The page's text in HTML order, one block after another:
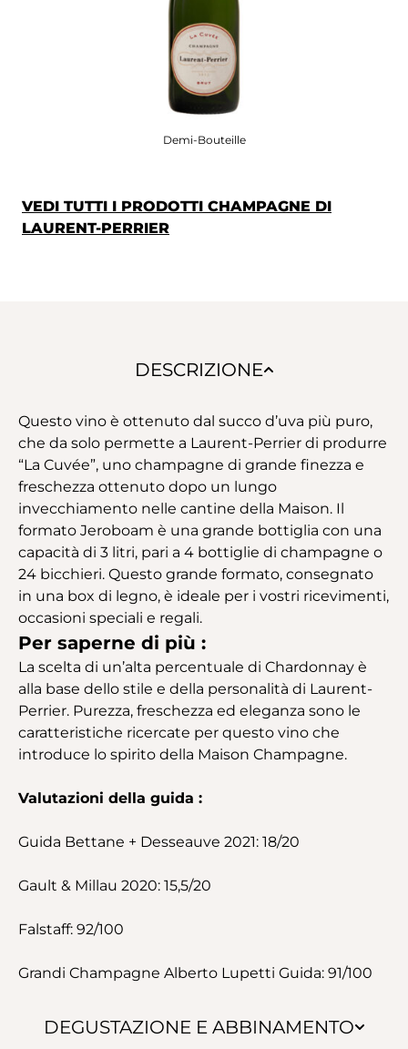
Demi-Bouteille
VEDI TUTTI I PRODOTTI CHAMPAGNE DI
LAURENT-PERRIER
DESCRIZIONE
DEGUSTAZIONE E ABBINAMENTO
Questo vino è ottenuto dal succo d’uva più puro,
che da solo permette a Laurent-Perrier di produrre
“La Cuvée”, uno champagne di grande finezza e
freschezza ottenuto dopo un lungo
invecchiamento nelle cantine della Maison. Il
formato Jeroboam è una grande bottiglia con una
capacità di 3 litri, pari a 4 bottiglie di champagne o
24 bicchieri. Questo grande formato, consegnato
in una box di legno, è ideale per i vostri ricevimenti,
occasioni speciali e regali.
Per saperne di più :
La scelta di un’alta percentuale di Chardonnay è
alla base dello stile e della personalità di Laurent-
Perrier. Purezza, freschezza ed eleganza sono le
caratteristiche ricercate per questo vino che
introduce lo spirito della Maison Champagne.
Valutazioni della guida :
Guida Bettane + Desseauve 2021: 18/20
Gault & Millau 2020: 15,5/20
Falstaff: 92/100
Grandi Champagne Alberto Lupetti Guida: 91/100